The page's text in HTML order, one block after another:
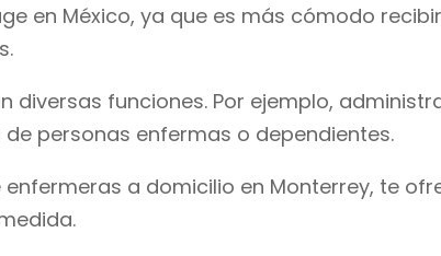
en México, ya que es más cómodo
funciones. Por ejemplo,
personas enfermas o dependientes.
a domicilio en Monterrey, te